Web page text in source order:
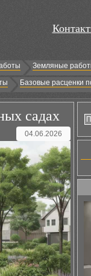
Земляные
Базовые расценки
садах
04.06.2026